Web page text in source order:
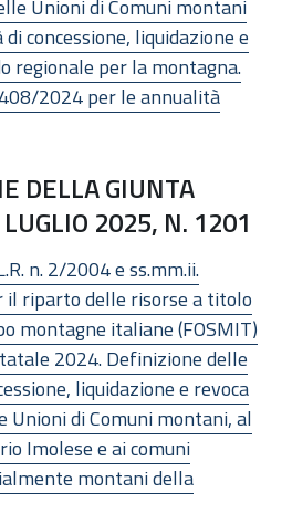
Unioni di Comuni montani
concessione, liquidazione e
regionale per la montagna.
2024 per le annualità
DELLA GIUNTA
2025, N. 1201
n. 2/2004 e ss.mm.ii.
il riparto delle risorse a titolo
montagne italiane (FOSMIT)
2024. Definizione delle
liquidazione e revoca
Unioni di Comuni montani, al
Imolese e ai comuni
montani della